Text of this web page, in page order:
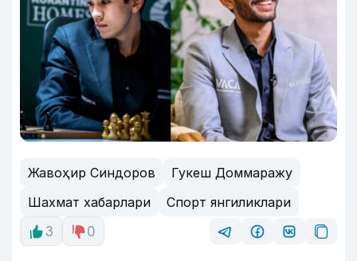
Жавоҳир Синдоров
Гукеш Доммаражу
Шахмат хабарлари
Спорт янгиликлари
3
0